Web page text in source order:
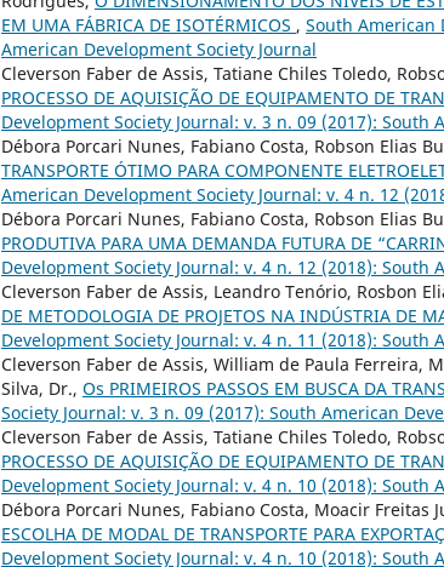
EM UMA FÁBRICA DE ISOTÉRMICOS , South American
American Development Society Journal
Cleverson Faber de Assis, Tatiane Chiles Toledo,
PROCESSO DE AQUISIÇÃO DE EQUIPAMENTO DE
Development Society Journal: v. 3 n. 09 (2017): South
Débora Porcari Nunes, Fabiano Costa, Robson Elias
TRANSPORTE ÓTIMO PARA COMPONENTE
American Development Society Journal: v. 4 n. 12
Débora Porcari Nunes, Fabiano Costa, Robson Elias
PRODUTIVA PARA UMA DEMANDA FUTURA DE
Development Society Journal: v. 4 n. 12 (2018): South
Cleverson Faber de Assis, Leandro Tenório, Rosbon
DE METODOLOGIA DE PROJETOS NA INDÚSTRIA DE
Development Society Journal: v. 4 n. 11 (2018): South
Cleverson Faber de Assis, William de Paula Ferreira,
Silva, Dr., Os PRIMEIROS PASSOS EM BUSCA DA
Society Journal: v. 3 n. 09 (2017): South American
Cleverson Faber de Assis, Tatiane Chiles Toledo,
PROCESSO DE AQUISIÇÃO DE EQUIPAMENTO DE
Development Society Journal: v. 4 n. 10 (2018): South
Débora Porcari Nunes, Fabiano Costa, Moacir Freitas
ESCOLHA DE MODAL DE TRANSPORTE PARA
Development Society Journal: v. 4 n. 10 (2018): South